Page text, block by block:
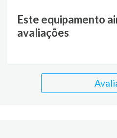
Este equipamento
avaliações